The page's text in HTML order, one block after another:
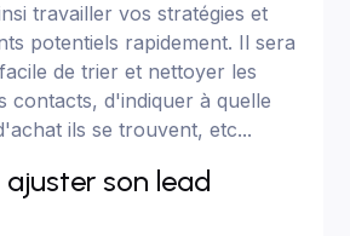
travailler vos stratégies et
potentiels rapidement. Il sera
de trier et nettoyer les
contacts, d'indiquer à quelle
ils se trouvent, etc...
son lead